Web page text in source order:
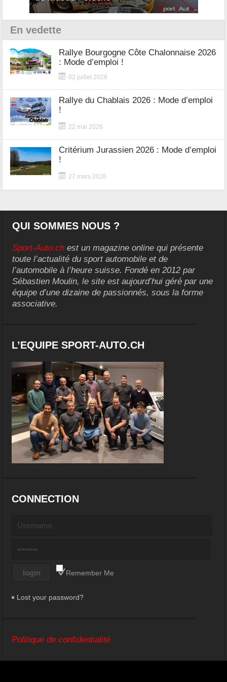
En vedette
Rallye Bourgogne Côte Chalonnaise 2026
: Mode d’emploi !
02 juillet 2026
Rallye du Chablais 2026 : Mode d’emploi
!
22 mai 2026
Critérium Jurassien 2026 : Mode d’emploi
!
27 mars 2026
QUI SOMMES NOUS ?
Sport-Auto.ch est un magazine online qui présente
toute l’actualité du sport automobile et de
l’automobile à l’heure suisse. Fondé en 2012 par
Sébastien Moulin, le site est aujourd’hui géré par une
équipe d’une dizaine de passionnés, sous la forme
associative.
L’EQUIPE SPORT-AUTO.CH
CONNECTION
Remember Me
Lost your password?
Politique de confidentialité